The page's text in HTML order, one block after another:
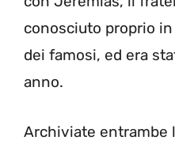
conosciuto proprio in
dei famosi, ed era
anno.
Archiviate entrambe